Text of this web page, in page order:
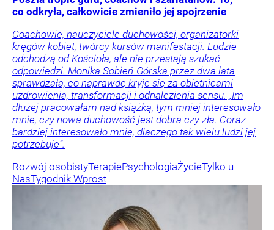
co odkryła, całkowicie zmieniło jej spojrzenie
Coachowie, nauczyciele duchowości, organizatorki
kręgów kobiet, twórcy kursów manifestacji. Ludzie
odchodzą od Kościoła, ale nie przestają szukać
odpowiedzi. Monika Sobień-Górska przez dwa lata
sprawdzała, co naprawdę kryje się za obietnicami
uzdrowienia, transformacji i odnalezienia sensu. „Im
dłużej pracowałam nad książką, tym mniej interesowało
mnie, czy nowa duchowość jest dobra czy zła. Coraz
bardziej interesowało mnie, dlaczego tak wielu ludzi jej
potrzebuje”.
Rozwój osobistyTerapiePsychologiaŻycieTylko u
NasTygodnik Wprost